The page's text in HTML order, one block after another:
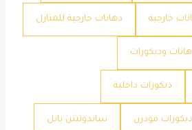
خارجية دهانات خارجية للمنازل
وديكورات
ديكورات داخلية
ديكورات مودرن ساندوتش بانل